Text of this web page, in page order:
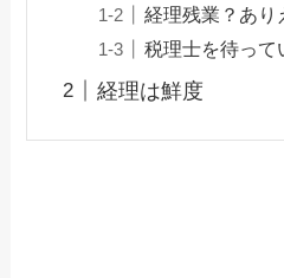
経理残業？あり
税理士を待って
経理は鮮度